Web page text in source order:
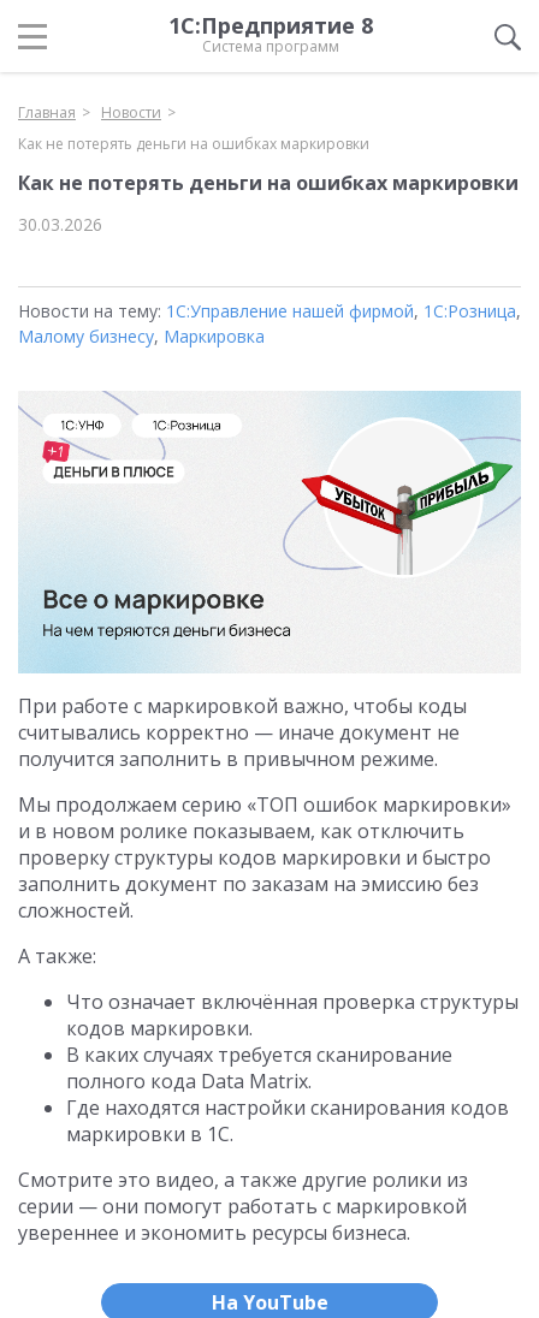
1С:Предприятие 8
Система программ
Главная
Новости
Как не потерять деньги на ошибках маркировки
Как не потерять деньги на ошибках маркировки
30.03.2026
Новости на тему: 1С:Управление нашей фирмой, 1С:Розница,
Малому бизнесу, Маркировка
При работе с маркировкой важно, чтобы коды
считывались корректно — иначе документ не
получится заполнить в привычном режиме.
Мы продолжаем серию «ТОП ошибок маркировки»
и в новом ролике показываем, как отключить
проверку структуры кодов маркировки и быстро
заполнить документ по заказам на эмиссию без
сложностей.
А также:
Что означает включённая проверка структуры
кодов маркировки.
В каких случаях требуется сканирование
полного кода Data Matrix.
Где находятся настройки сканирования кодов
маркировки в 1С.
Смотрите это видео, а также другие ролики из
серии — они помогут работать с маркировкой
увереннее и экономить ресурсы бизнеса.
На YouTube